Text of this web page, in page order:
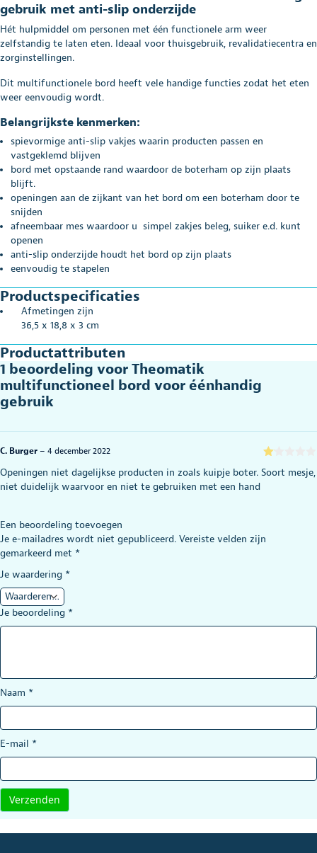
gebruik met anti-slip onderzijde
Hét hulpmiddel om personen met één functionele arm weer
zelfstandig te laten eten. Ideaal voor thuisgebruik, revalidatiecentra en
zorginstellingen.
Dit multifunctionele bord heeft vele handige functies zodat het eten
weer eenvoudig wordt.
Belangrijkste kenmerken:
spievormige anti-slip vakjes waarin producten passen en
vastgeklemd blijven
bord met opstaande rand waardoor de boterham op zijn plaats
blijft.
openingen aan de zijkant van het bord om een boterham door te
snijden
afneembaar mes waardoor u simpel zakjes beleg, suiker e.d. kunt
openen
anti-slip onderzijde houdt het bord op zijn plaats
eenvoudig te stapelen
Productspecificaties
Afmetingen zijn
36,5 x 18,8 x 3 cm
Productattributen
1 beoordeling voor Theomatik
multifunctioneel bord voor éénhandig
gebruik
e
1
uit
C. Burger – 4 december 2022
Openingen niet dagelijkse producten in zoals kuipje boter. Soort mesje,
niet duidelijk waarvoor en niet te gebruiken met een hand
Een beoordeling toevoegen
Je e-mailadres wordt niet gepubliceerd. Vereiste velden zijn
gemarkeerd met *
Je waardering *
Je beoordeling *
Naam *
E-mail *